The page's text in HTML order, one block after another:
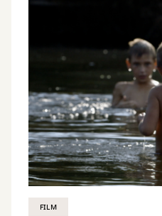
FILM